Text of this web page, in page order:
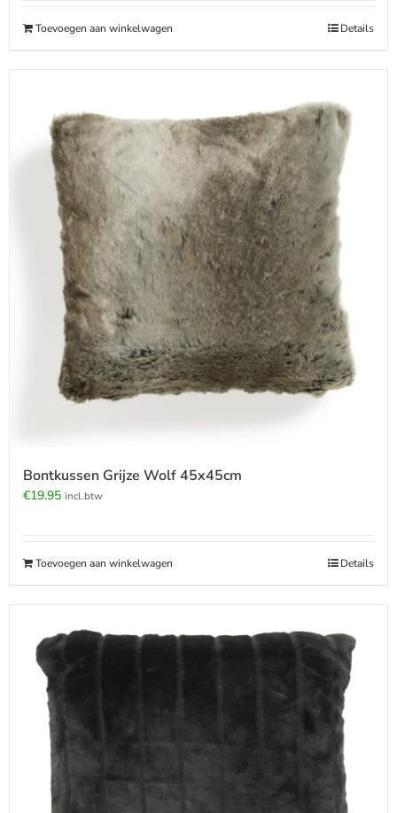
€119.90.€83.90.
Toevoegen aan winkelwagen Details
Bontkussen Grijze Wolf 45x45cm
€19.95 incl.btw
Toevoegen aan winkelwagen Details